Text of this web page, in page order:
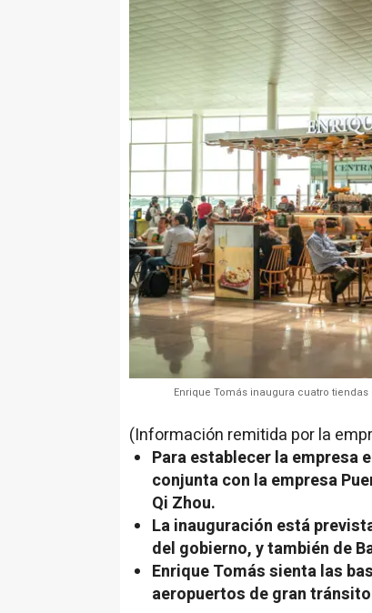
Enrique Tomás inaugura cuatro
(Información remitida por la
Para establecer la empresa
conjunta con la empresa
Qi Zhou.
La inauguración está
del gobierno, y también de
Enrique Tomás sienta las
aeropuertos de gran